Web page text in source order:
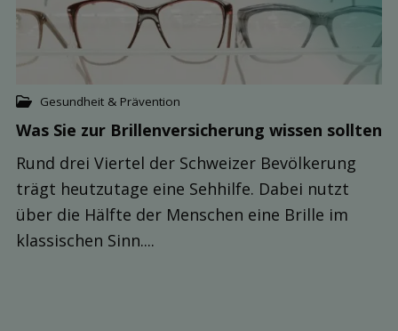
Gesundheit & Prävention
Was Sie zur Brillen­versicherung wissen sollten
Rund drei Viertel der Schweizer Bevölkerung
trägt heutzutage eine Sehhilfe. Dabei nutzt
über die Hälfte der Menschen eine Brille im
klassischen Sinn....